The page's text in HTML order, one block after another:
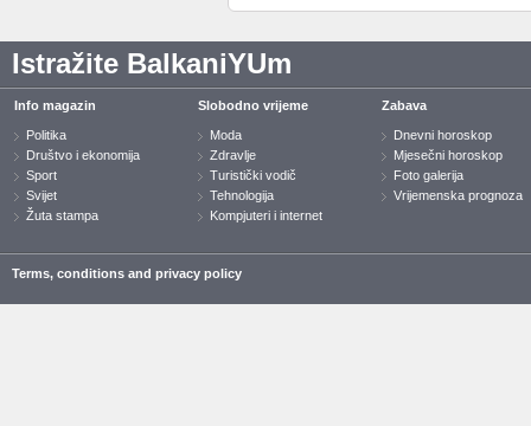
Istražite BalkaniYUm
Info magazin
Politika
Društvo i ekonomija
Sport
Svijet
Žuta stampa
Slobodno vrijeme
Moda
Zdravlje
Turistički vodič
Tehnologija
Kompjuteri i internet
Zabava
Dnevni horoskop
Mjesečni horoskop
Foto galerija
Vrijemenska prognoza
Terms, conditions and privacy policy